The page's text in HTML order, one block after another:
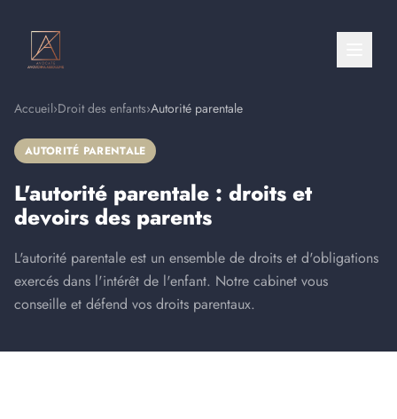
Accueil›Droit des enfants›Autorité parentale
AUTORITÉ PARENTALE
L'autorité parentale : droits et
devoirs des parents
L'autorité parentale est un ensemble de droits et d'obligations
exercés dans l'intérêt de l'enfant. Notre cabinet vous
conseille et défend vos droits parentaux.